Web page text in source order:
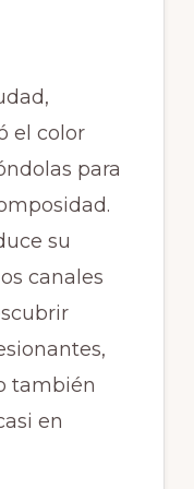
el color
para
su
canales
también
en